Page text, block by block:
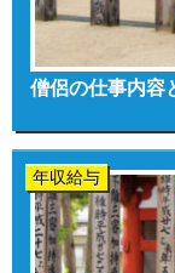
僧侶の仕事内容
年収給与